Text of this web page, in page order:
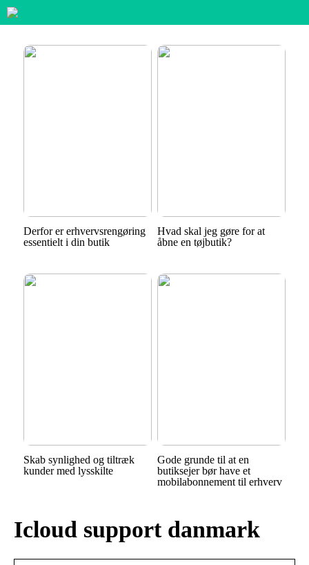
Derfor er erhvervsrengøring
essentielt i din butik
Hvad skal jeg gøre for at
åbne en tøjbutik?
Skab synlighed og tiltræk
kunder med lysskilte
Gode grunde til at en
butiksejer bør have et
mobilabonnement til erhverv
Icloud support danmark